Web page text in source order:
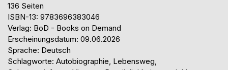
136 Seiten
ISBN-13: 9783696383046
Verlag: BoD - Books on Demand
Erscheinungsdatum: 09.06.2026
Sprache: Deutsch
Schlagworte: Autobiographie, Lebensweg,